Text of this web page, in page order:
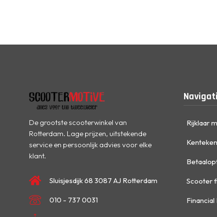
De grootste scooterwinkel van
Rotterdam. Lage prijzen, uitstekende
service en persoonlijk advies voor elke
klant.
Sluisjesdijk 68 3087 AJ Rotterdam
010 - 737 0031
Rijklaar
Scooter